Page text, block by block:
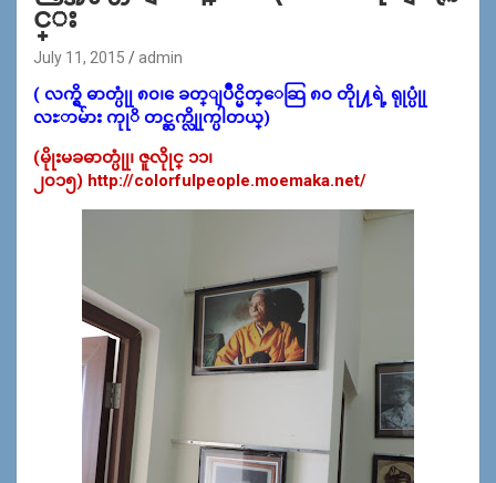
င္း
July 11, 2015 admin
( လက္ရွိ ဓာတ္ပုုံ ၈၀၊ ေခတ္ျပိဳင္မိတ္ေဆြ ၈၀ တိုု႔ရဲ့ ရုုပ္ပုုံ
လႊာမ်ား ကုုိ တင္ဆက္လိုုက္ပါတယ္)
(မိုုးမခဓာတ္ပုုံ၊ ဇူလိုုင္ ၁၁၊
၂၀၁၅) http://colorfulpeople.moemaka.net/